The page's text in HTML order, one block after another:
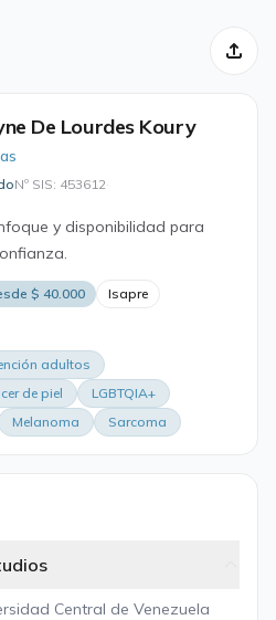
De Lourdes Koury
Nº SIS: 453612·
y disponibilidad para
$ 40.000
Isapre
adultos
de piel
LGBTQIA+
Melanoma Sarcoma
Central de Venezuela